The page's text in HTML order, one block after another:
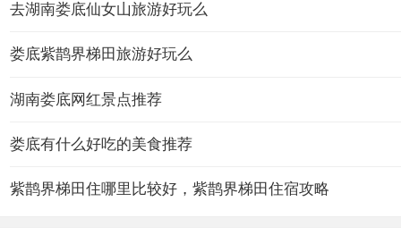
去湖南娄底仙女山旅游好玩么
娄底紫鹊界梯田旅游好玩么
湖南娄底网红景点推荐
娄底有什么好吃的美食推荐
紫鹊界梯田住哪里比较好，紫鹊界梯田住宿攻略